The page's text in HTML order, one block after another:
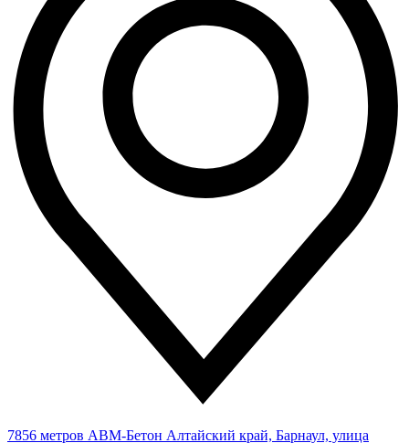
7856 метров АВМ-Бетон Алтайский край, Барнаул, улица